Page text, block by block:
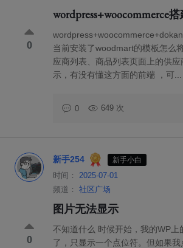
wordpress+woocommerce
0
wordpress+woocommerce+dokan
当前安装了woodmart的模板怎么
应商列表、商品列表页面上的供
示，有没有懂这方面的前端 ，可...
0 649 次
新手254 新手小白
时间：
2025-07-01
频道：
社区广场
图片无法显示
0
不知道什么 时候开始，我的WP上
了，只显示一个点位符。但如果